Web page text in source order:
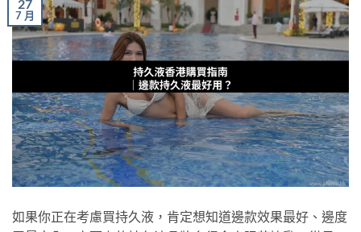
27
7 月
如果你正在考慮買持久液，肯定想知道邊款效果最好、邊度